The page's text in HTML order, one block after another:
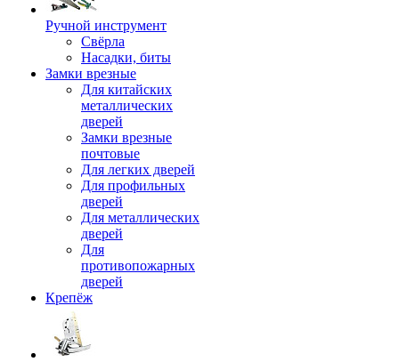
Ручной инструмент
Свёрла
Насадки, биты
Замки врезные
Для китайских
металлических
дверей
Замки врезные
почтовые
Для легких дверей
Для профильных
дверей
Для металлических
дверей
Для
противопожарных
дверей
Крепёж